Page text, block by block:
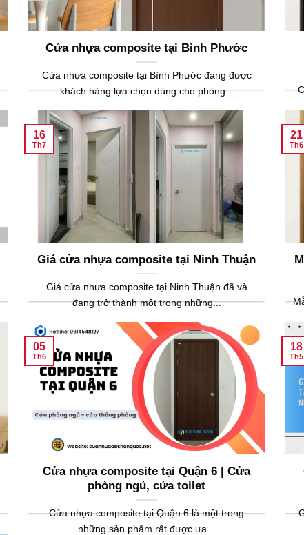
Cửa nhựa composite tại Bình Phước
Cửa nhựa composite tại Bình Phước đang được
khách hàng lựa chọn dùng cho phòng...
Giá cửa nhựa composite tại Ninh Thuận
Giá cửa nhựa composite tại Ninh Thuận đã và
đang trở thành một trong những...
16
Th7
21
Th6
Cửa nhựa composite tại Quận 6 | Cửa
phòng ngủ, cửa toilet
Cửa nhựa composite tại Quận 6 là một trong
những sản phẩm rất được ưa...
05
Th6
18
Th5